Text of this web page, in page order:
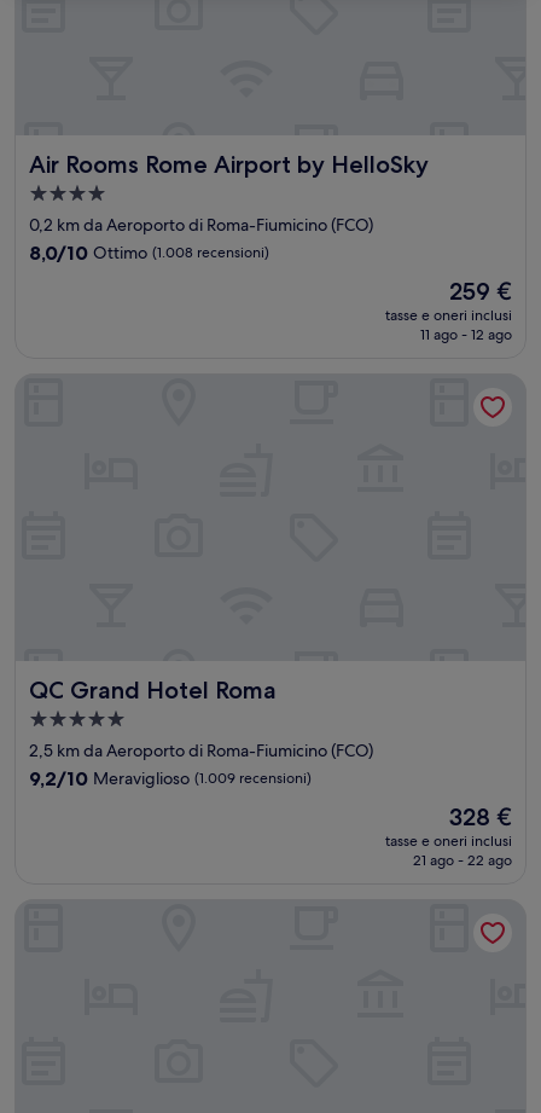
Air Rooms Rome Airport by HelloSky
Air Rooms Rome Airport by HelloSky
Struttura
a
4.0
stelle
0,2 km da Aeroporto di Roma-Fiumicino (FCO)
8.0
8,0/10 Ottimo (1.008 recensioni)
Il
prezzo
attuale
259 €
tasse e oneri inclusi
11 ago - 12 ago
QC Grand Hotel Roma
QC Grand Hotel Roma
Struttura
a
5.0
2,5 km da Aeroporto di Roma-Fiumicino (FCO)
9.2
9,2/10 Meraviglioso (1.009 recensioni)
Il
prezzo
attuale
328 €
328 €
tasse e oneri inclusi
21 ago - 22 ago
QC Grand Hotel Roma